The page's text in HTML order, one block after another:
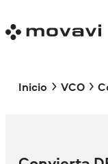
Inicio VCO